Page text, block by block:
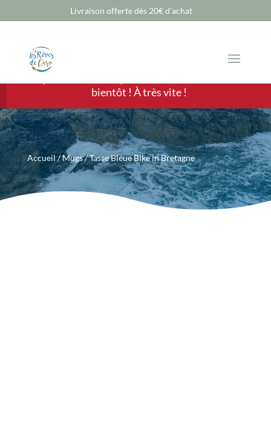
Livraison offerte dès 20€ d'achat
Chère Cliente, cher Client, les ventes sont
bientôt ! À très vite !
Accueil/Mugs/ Tasse Bleue Bike in Bretagne